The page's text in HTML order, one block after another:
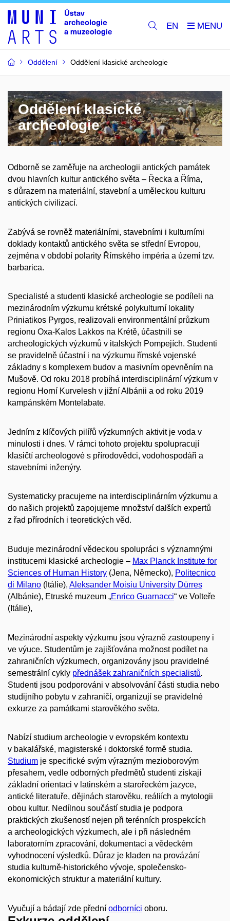
EN
Oddělení Oddělení klasické archeologie
Oddělení klasické
archeologie
Odborně se zaměřuje na archeologii antických památek
dvou hlavních kultur antického světa – Řecka a Říma,
s důrazem na materiální, stavební a uměleckou kulturu
antických civilizací.
Zabývá se rovněž materiálními, stavebními i kulturními
doklady kontaktů antického světa se střední Evropou,
zejména v období polarity Římského impéria a území tzv.
barbarica.
Specialisté a studenti klasické archeologie se podíleli na
mezinárodním výzkumu krétské polykulturní lokality
Priniatikos Pyrgos, realizovali environmentální průzkum
regionu Oxa-Kalos Lakkos na Krétě, účastnili se
archeologických výzkumů v italských Pompejích. Studenti
se pravidelně účastní i na výzkumu římské vojenské
základny s komplexem budov a masivním opevněním na
Mušově. Od roku 2018 probíhá interdisciplinární výzkum v
regionu Horní Kurvelesh v jižní Albánii a od roku 2019
kampánském Montelabate.
Jedním z klíčových pilířů výzkumných aktivit je voda v
minulosti i dnes. V rámci tohoto projektu spolupracují
klasičtí archeologové s přírodovědci, vodohospodáři a
stavebními inženýry.
Systematicky pracujeme na interdisciplinárním výzkumu a
do našich projektů zapojujeme množství dalších expertů
z řad přírodních i teoretických věd.
Buduje mezinárodní vědeckou spolupráci s významnými
institucemi klasické archeologie – Max Planck Institute for
Sciences of Human History (Jena, Německo), Politecnico
di Milano (Itálie), Aleksander Moisiu University Dürres
(Albánie), Etruské muzeum „Enrico Guarnacci“ ve Volteře
(Itálie),
Mezinárodní aspekty výzkumu jsou výrazně zastoupeny i
ve výuce. Studentům je zajišťována možnost podílet na
zahraničních výzkumech, organizovány jsou pravidelné
semestrální cykly přednášek zahraničních specialistů.
Studenti jsou podporováni v absolvování části studia nebo
studijního pobytu v zahraničí, organizují se pravidelné
exkurze za památkami starověkého světa.
Nabízí studium archeologie v evropském kontextu
v bakalářské, magisterské i doktorské formě studia.
Studium je specifické svým výrazným mezioborovým
přesahem, vedle odborných předmětů studenti získají
základní orientaci v latinském a starořeckém jazyce,
antické literatuře, dějinách starověku, reáliích a mytologii
obou kultur. Nedílnou součástí studia je podpora
praktických zkušeností nejen při terénních prospekcích
a archeologických výzkumech, ale i při následném
laboratorním zpracování, dokumentaci a vědeckém
vyhodnocení výsledků. Důraz je kladen na provázání
studia kulturně-historického vývoje, společensko-
ekonomických struktur a materiální kultury.
Vyučují a bádají zde přední odborníci oboru.